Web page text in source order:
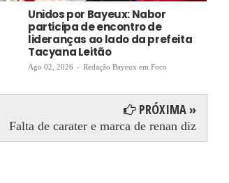
Unidos por Bayeux: Nabor
participa de encontro de
lideranças ao lado da prefeita
Tacyana Leitão
Ago 02, 2026 - Redação Bayeux em Foco
PRÓXIMA »
Falta de carater e marca de renan diz